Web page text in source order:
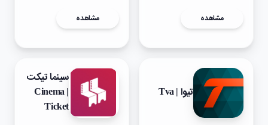
مشاهده مشاهده
تیوا | Tva
سینما تیکت
| Cinema
Ticket